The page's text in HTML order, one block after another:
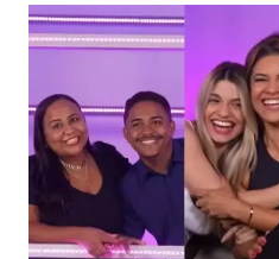
QUEM
DEVE
PRIMEIRA
PROVA
DO
LÍDER?
PARTICIPE
DA